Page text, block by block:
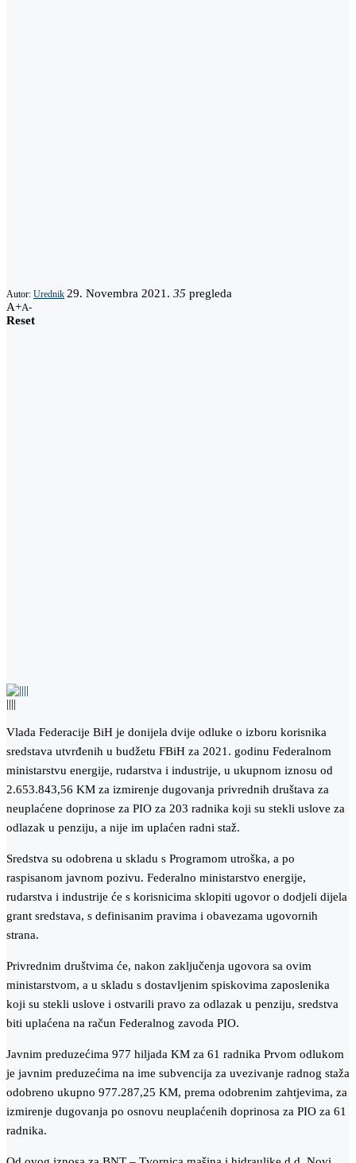
Autor: Urednik 29. Novembra 2021. 35 pregleda
A+A-
Reset
||||
Vlada Federacije BiH je donijela dvije odluke o izboru korisnika
sredstava utvrđenih u budžetu FBiH za 2021. godinu Federalnom
ministarstvu energije, rudarstva i industrije, u ukupnom iznosu od
2.653.843,56 KM za izmirenje dugovanja privrednih društava za
neuplaćene doprinose za PIO za 203 radnika koji su stekli uslove za
odlazak u penziju, a nije im uplaćen radni staž.
Sredstva su odobrena u skladu s Programom utroška, a po
raspisanom javnom pozivu. Federalno ministarstvo energije,
rudarstva i industrije će s korisnicima sklopiti ugovor o dodjeli dijela
grant sredstava, s definisanim pravima i obavezama ugovornih
strana.
Privrednim društvima će, nakon zaključenja ugovora sa ovim
ministarstvom, a u skladu s dostavljenim spiskovima zaposlenika
koji su stekli uslove i ostvarili pravo za odlazak u penziju, sredstva
biti uplaćena na račun Federalnog zavoda PIO.
Javnim preduzećima 977 hiljada KM za 61 radnika Prvom odlukom
je javnim preduzećima na ime subvencija za uvezivanje radnog staža
odobreno ukupno 977.287,25 KM, prema odobrenim zahtjevima, za
izmirenje dugovanja po osnovu neuplaćenih doprinosa za PIO za 61
radnika.